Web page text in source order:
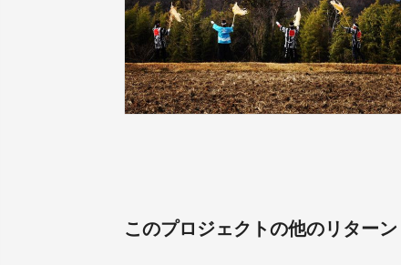
このプロジェクトの他のリターン